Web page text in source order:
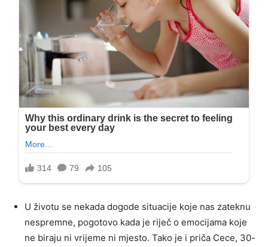
U životu se nekada dogode situacije koje nas zateknu
nespremne, pogotovo kada je riječ o emocijama koje
ne biraju ni vrijeme ni mjesto. Tako je i priča Cece, 30-